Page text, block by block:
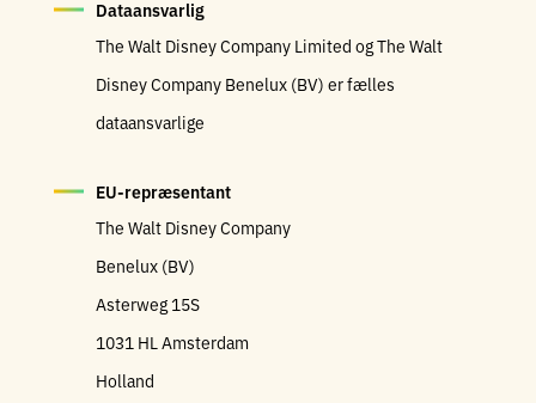
Dataansvarlig
The Walt Disney Company Limited og The Walt
Disney Company Benelux (BV) er fælles
dataansvarlige
EU-repræsentant
The Walt Disney Company
Benelux (BV)
Asterweg 15S
1031 HL Amsterdam
Holland